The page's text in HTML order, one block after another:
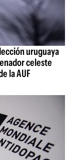
uruguaya
celeste
la AUF